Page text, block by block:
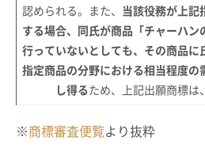
認められる。また、 当該役務が上記
する場合、同氏が商品「チャーハン
行っていないとしても、その商品に
指定商品の分野における相当程度の
し得るため、上記出願商標は
※商標審査便覧より抜粋